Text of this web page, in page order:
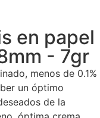
en papel
- 7gr
menos de 0.1%
un óptimo
de la